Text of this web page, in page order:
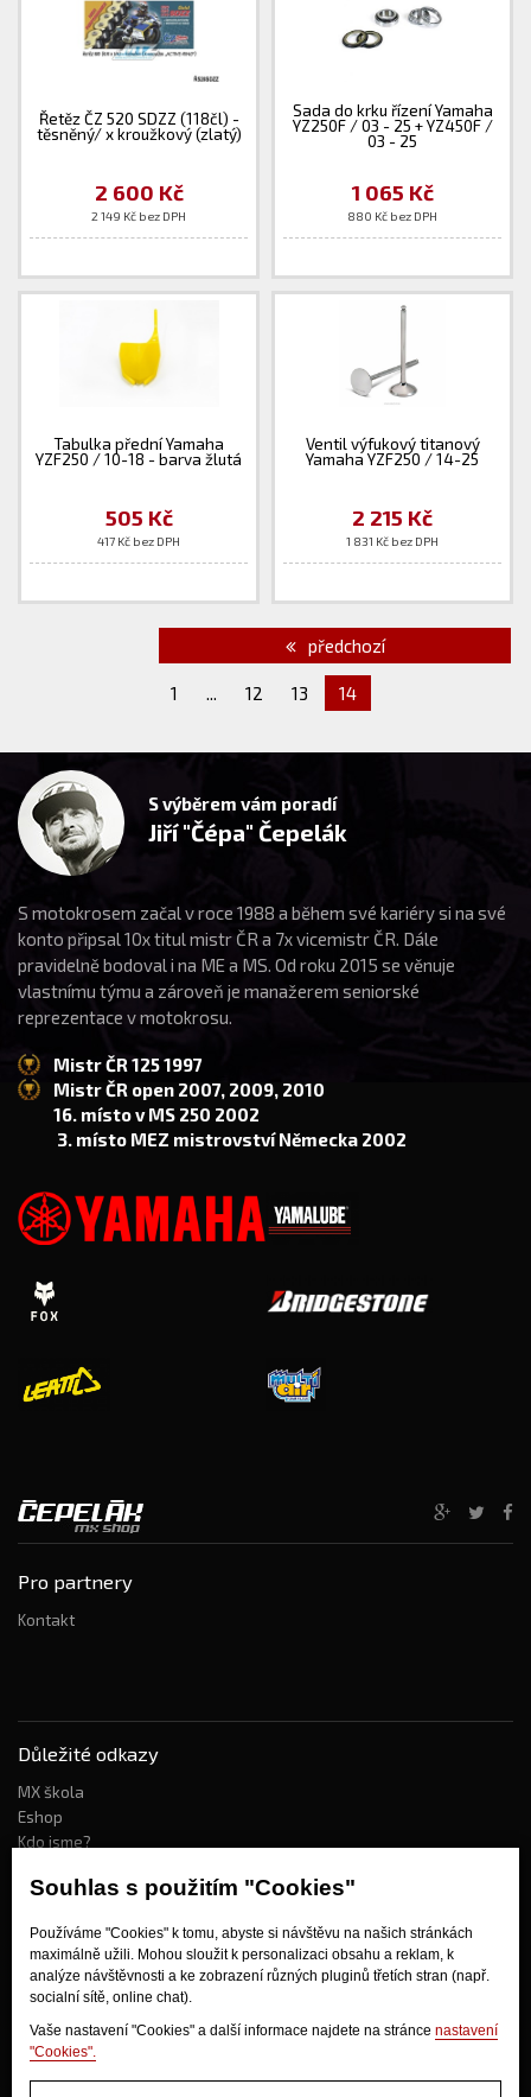
Souhlas s použitím "Cookies"
Používáme "Cookies" k tomu, abyste si návštěvu na našich stránkách
maximálně užili. Mohou sloužit k personalizaci obsahu a reklam, k
analýze návštěvnosti a ke zobrazení různých pluginů třetích stran (např.
socialní sítě, online chat).
Vaše nastavení "Cookies" a další informace najdete na stránce nastavení
"Cookies".
Řetěz ČZ 520 SDZZ (118čl) -
těsněný/ x kroužkový (zlatý)
2 600 Kč
2 149 Kč bez DPH
Sada do krku řízení Yamaha
YZ250F / 03 - 25 + YZ450F /
03 - 25
1 065 Kč
880 Kč bez DPH
Tabulka přední Yamaha
YZF250 / 10-18 - barva žlutá
505 Kč
417 Kč bez DPH
Ventil výfukový titanový
Yamaha YZF250 / 14-25
2 215 Kč
1 831 Kč bez DPH
předchozí
1 ... 12 13 14
S výběrem vám poradí
Jiří "Čépa" Čepelák
S motokrosem začal v roce 1988 a během své kariéry si na své
konto připsal 10x titul mistr ČR a 7x vicemistr ČR. Dále
pravidelně bodoval i na ME a MS. Od roku 2015 se věnuje
vlastnímu týmu a zároveň je manažerem seniorské
reprezentace v motokrosu.
Mistr ČR 125 1997
Mistr ČR open 2007, 2009, 2010
16. místo v MS 250 2002
3. místo MEZ mistrovství Německa 2002
Pro partnery
Kontakt
Důležité odkazy
MX škola
Eshop
Kdo jsme?
Jak nakupovat?
Obchodní podmínky
Doprava